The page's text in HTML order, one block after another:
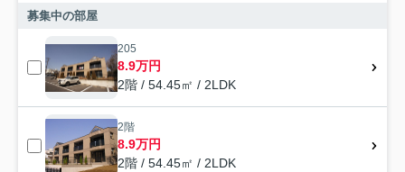
募集中の部屋
205
8.9万円
2階 / 54.45㎡ / 2LDK
2階
8.9万円
2階 / 54.45㎡ / 2LDK